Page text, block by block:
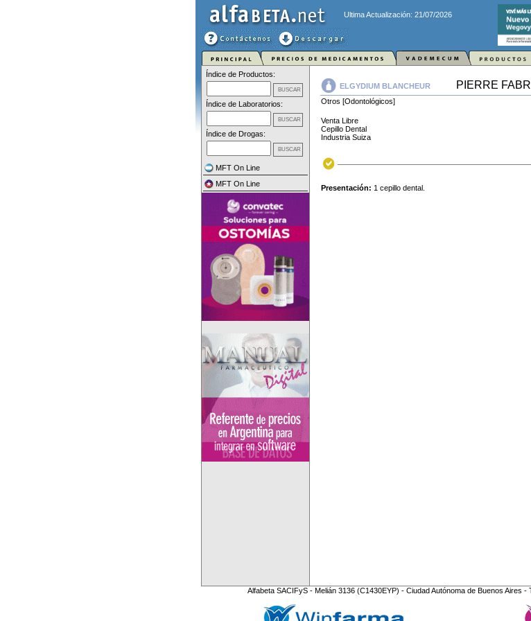
Ultima Actualización: 21/07/2026
Índice de Productos:
Índice de Laboratorios:
Índice de Drogas:
MFT On Line
MFT On Line
ELGYDIUM BLANCHEUR PIERRE
Otros [Odontológicos]
Venta Libre
Cepillo Dental
Industria Suiza
Presentación: 1 cepillo dental.
Alfabeta SACIFyS - Melián 3136 (C1430EYP) - Ciudad Autónoma de Buenos Aires -